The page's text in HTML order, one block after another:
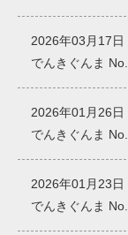
2026年03月17日
でんきぐんま
2026年01月26日
でんきぐんま
2026年01月23日
でんきぐんま